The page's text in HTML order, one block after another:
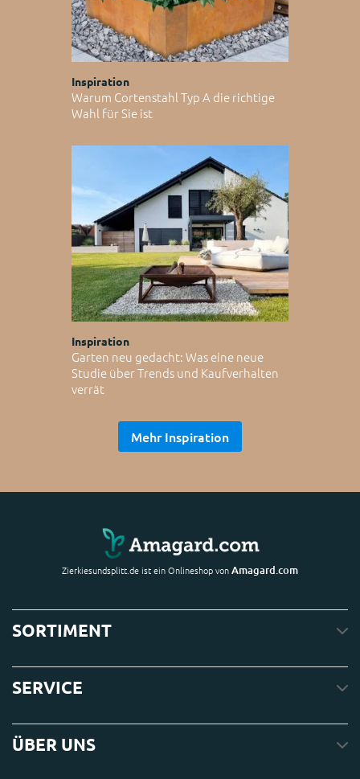
Inspiration
Warum Cortenstahl Typ A die richtige
Wahl für Sie ist
Inspiration
Garten neu gedacht: Was eine neue
Studie über Trends und Kaufverhalten
verrät
Mehr Inspiration
Zierkiesundsplitt.de ist ein Onlineshop vonAmagard.com
SORTIMENT
SERVICE
ÜBER UNS